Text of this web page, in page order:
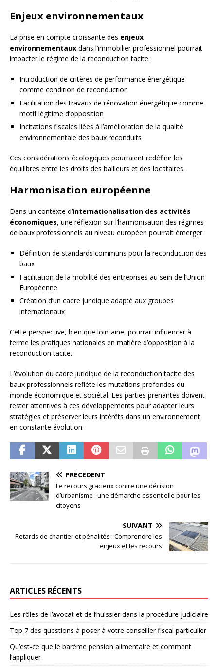
Enjeux environnementaux
La prise en compte croissante des enjeux
environnementaux dans l’immobilier professionnel pourrait
impacter le régime de la reconduction tacite :
Introduction de critères de performance énergétique
comme condition de reconduction
Facilitation des travaux de rénovation énergétique comme
motif légitime d’opposition
Incitations fiscales liées à l’amélioration de la qualité
environnementale des baux reconduits
Ces considérations écologiques pourraient redéfinir les
équilibres entre les droits des bailleurs et des locataires.
Harmonisation européenne
Dans un contexte d’internationalisation des activités
économiques, une réflexion sur l’harmonisation des régimes
de baux professionnels au niveau européen pourrait émerger :
Définition de standards communs pour la reconduction des
baux
Facilitation de la mobilité des entreprises au sein de l’Union
Européenne
Création d’un cadre juridique adapté aux groupes
internationaux
Cette perspective, bien que lointaine, pourrait influencer à
terme les pratiques nationales en matière d’opposition à la
reconduction tacite.
L’évolution du cadre juridique de la reconduction tacite des
baux professionnels reflète les mutations profondes du
monde économique et sociétal. Les parties prenantes doivent
rester attentives à ces développements pour adapter leurs
stratégies et préserver leurs intérêts dans un environnement
en constante évolution.
PRÉCÉDENT
Le recours gracieux contre une décision
d’urbanisme : une démarche essentielle pour les
citoyens
SUIVANT
Retards de chantier et pénalités : Comprendre les
enjeux et les recours
ARTICLES RÉCENTS
Les rôles de l’avocat et de l’huissier dans la procédure judiciaire
Top 7 des questions à poser à votre conseiller fiscal particulier
Qu’est-ce que le barème pension alimentaire et comment
l’appliquer